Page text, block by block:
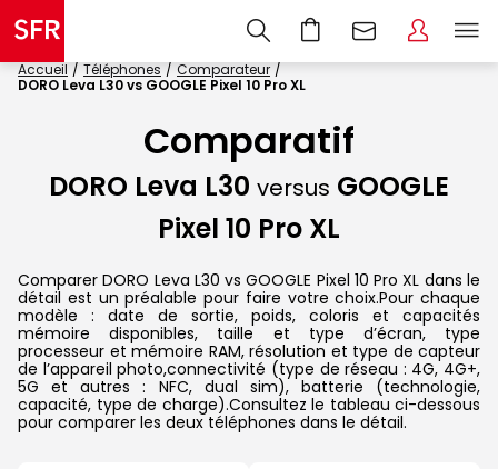
Accueil Téléphones
Comparateur
DORO Leva L30 vs GOOGLE Pixel 10 Pro XL
Comparatif
DORO Leva L30 versus GOOGLE
Pixel 10 Pro XL
Comparer DORO Leva L30 vs GOOGLE Pixel 10 Pro XL dans le
détail est un préalable pour faire votre choix.Pour chaque
modèle : date de sortie, poids, coloris et capacités
mémoire disponibles, taille et type d’écran, type
processeur et mémoire RAM, résolution et type de capteur
de l’appareil photo,connectivité (type de réseau : 4G, 4G+,
5G et autres : NFC, dual sim), batterie (technologie,
capacité, type de charge).Consultez le tableau ci-dessous
pour comparer les deux téléphones dans le détail.